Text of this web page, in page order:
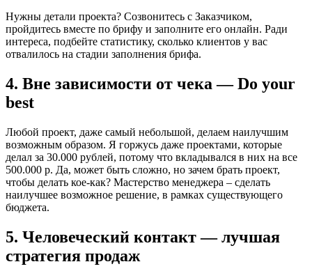
Нужны детали проекта? Созвонитесь с Заказчиком,
пройдитесь вместе по брифу и заполните его онлайн. Ради
интереса, подбейте статистику, сколько клиентов у вас
отвалилось на стадии заполнения брифа.
4. Вне зависимости от чека — Do your
best
Любой проект, даже самый небольшой, делаем наилучшим
возможным образом. Я горжусь даже проектами, которые
делал за 30.000 рублей, потому что вкладывался в них на все
500.000 р. Да, может быть сложно, но зачем брать проект,
чтобы делать кое-как? Мастерство менеджера – сделать
наилучшее возможное решение, в рамках существующего
бюджета.
5. Человеческий контакт — лучшая
стратегия продаж